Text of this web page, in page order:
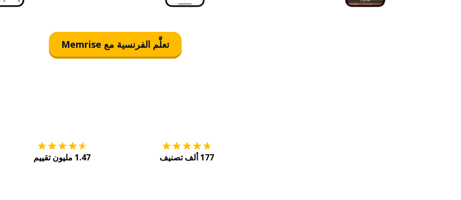
تعلَّم الفرنسية مع Memrise
177 ألف تصنيف 1.47 مليون تقييم